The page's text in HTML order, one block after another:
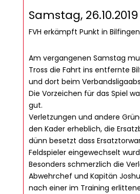
Samstag,
FVH erkämpft Punkt in
Am vergangenen Samstag
Tross die Fahrt ins entfernte
und dort beim
Die Vorzeichen für das Spiel
gut.
Verletzungen und andere
den Kader erheblich, die
dünn besetzt dass
Feldspieler eingewechselt
Besonders schmerzlich die
Abwehrchef und Kapitän
nach einer im Training